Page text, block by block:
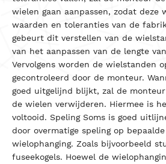
wielen gaan aanpassen, zodat deze
waarden en toleranties van de
gebeurt dit verstellen van de
van het aanpassen van de lengte
Vervolgens worden de wielstanden
gecontroleerd door de monteur.
goed uitgelijnd blijkt, zal de
de wielen verwijderen. Hiermee is
voltooid. SpelingSoms is goed
door overmatige speling op
wielophanging. Zoals bijvoorbeeld
fuseekogels. Hoewel de